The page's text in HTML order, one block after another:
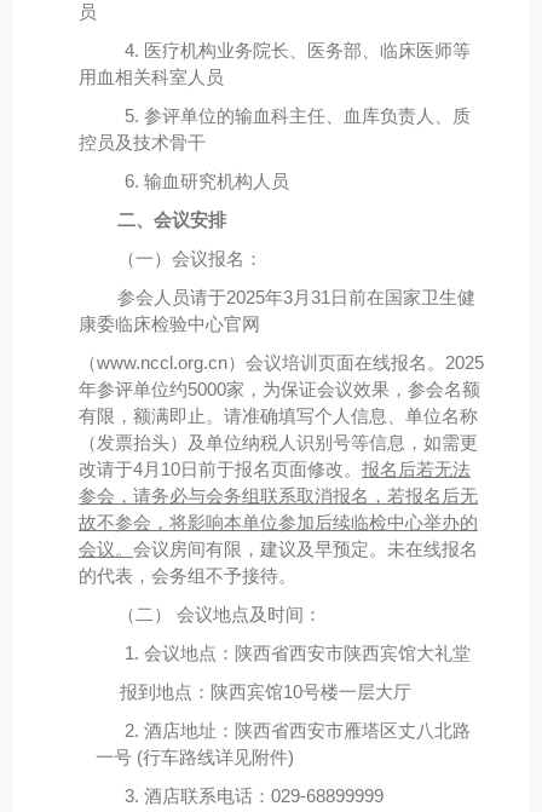
员
4. 医疗机构业务院长、医务部、临床医师等
用血相关科室人员
5. 参评单位的输血科主任、血库负责人、质
控员及技术骨干
6. 输血研究机构人员
二、会议安排
（一）会议报名：
参会人员请于2025年3月31日前在国家卫生健
康委临床检验中心官网
（www.nccl.org.cn）会议培训页面在线报名。2025
年参评单位约5000家，为保证会议效果，参会名额
有限，额满即止。请准确填写个人信息、单位名称
（发票抬头）及单位纳税人识别号等信息，如需更
改请于4月10日前于报名页面修改。 报名后若无法
参会，请务必与会务组联系取消报名，若报名后无
故不参会，将影响本单位参加后续临检中心举办的
会议。 会议房间有限，建议及早预定。未在线报名
的代表，会务组不予接待。
（二） 会议地点及时间：
1. 会议地点： 陕西省西安市陕西宾馆大礼堂
报到地点：陕西宾馆10号楼一层大厅
2. 酒店地址：陕西省西安市雁塔区丈八北路
一号 (行车路线详见附件)
3. 酒店联系电话：029-68899999